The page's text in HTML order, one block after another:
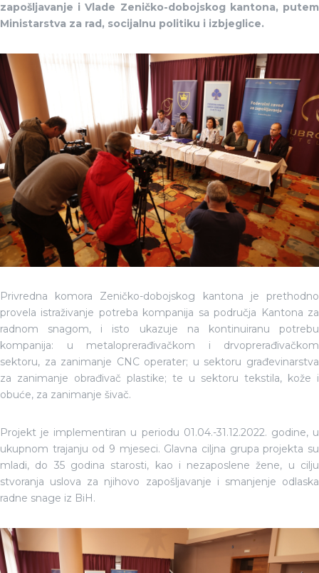
zapošljavanje i Vlade Zeničko-dobojskog kantona, putem
Ministarstva za rad, socijalnu politiku i izbjeglice.
Privredna komora Zeničko-dobojskog kantona je prethodno
provela istraživanje potreba kompanija sa područja Kantona za
radnom snagom, i isto ukazuje na kontinuiranu potrebu
kompanija: u metaloprerađivačkom i drvoprerađivačkom
sektoru, za zanimanje CNC operater; u sektoru građevinarstva
za zanimanje obrađivač plastike; te u sektoru tekstila, kože i
obuće, za zanimanje šivač.
Projekt je implementiran u periodu 01.04.-31.12.2022. godine, u
ukupnom trajanju od 9 mjeseci. Glavna ciljna grupa projekta su
mladi, do 35 godina starosti, kao i nezaposlene žene, u cilju
stvoranja uslova za njihovo zapošljavanje i smanjenje odlaska
radne snage iz BiH.